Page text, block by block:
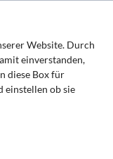
Website. Durch
einverstanden,
diese Box für
einstellen ob sie